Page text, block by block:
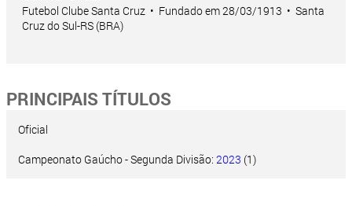
Futebol Clube Santa Cruz • Fundado em 28/03/1913 • Santa
Cruz do Sul-RS (BRA)
PRINCIPAIS TÍTULOS
Oficial
Campeonato Gaúcho - Segunda Divisão: 2023 (1)